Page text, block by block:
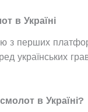
в Україні
з перших
українських
в Україні?